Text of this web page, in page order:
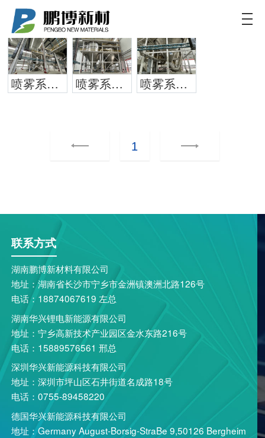
鹏博新材
致力于为客户提供新能源电池更加定制化和高效的
解决方案
喷雾系统1 喷雾系统1 喷雾系统1
1
联系方式
湖南鹏博新材料有限公司
地址：湖南省长沙市宁乡市金洲镇澳洲北路126号
电话：18874067619 左总
湖南华兴锂电新能源有限公司
地址：宁乡高新技术产业园区金水东路216号
电话：15889576561 邢总
深圳华兴新能源科技有限公司
地址：深圳市坪山区石井街道名成路18号
电话：0755-89458220
德国华兴新能源科技有限公司
地址：Germany August-Borsig-StraBe 9,50126 Bergheim